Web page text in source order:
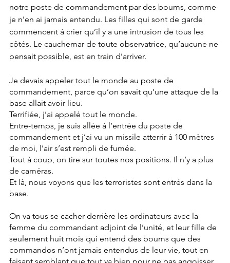
notre poste de commandement par des boums, comme
je n’en ai jamais entendu. Les filles qui sont de garde
commencent à crier qu’il y a une intrusion de tous les
côtés. Le cauchemar de toute observatrice, qu’aucune ne
pensait possible, est en train d’arriver.
Je devais appeler tout le monde au poste de
commandement, parce qu’on savait qu’une attaque de la
base allait avoir lieu.
Terrifiée, j’ai appelé tout le monde.
Entre-temps, je suis allée à l’entrée du poste de
commandement et j’ai vu un missile atterrir à 100 mètres
de moi, l’air s’est rempli de fumée.
Tout à coup, on tire sur toutes nos positions. Il n’y a plus
de caméras.
Et là, nous voyons que les terroristes sont entrés dans la
base.
On va tous se cacher derrière les ordinateurs avec la
femme du commandant adjoint de l’unité, et leur fille de
seulement huit mois qui entend des boums que des
commandos n’ont jamais entendus de leur vie, tout en